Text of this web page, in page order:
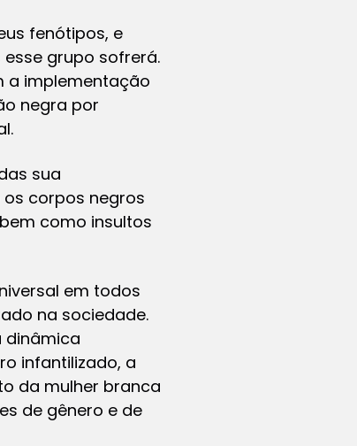
fenótipos, e
grupo sofrerá.
a implementação
negra por
sua
corpos negros
como insultos
em todos
na sociedade.
dinâmica
infantilizado, a
da mulher branca
de gênero e de